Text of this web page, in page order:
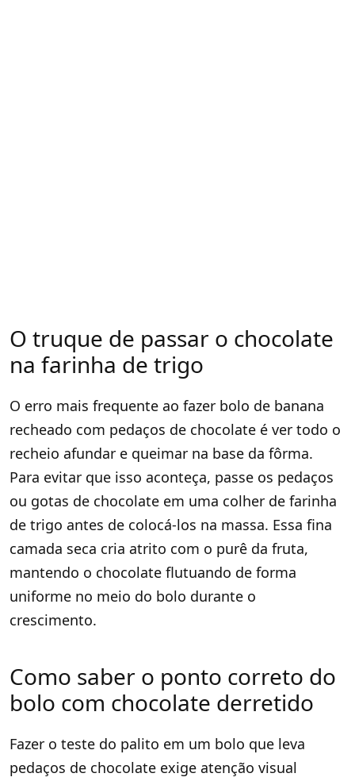
O truque de passar o chocolate
na farinha de trigo
O erro mais frequente ao fazer bolo de banana
recheado com pedaços de chocolate é ver todo o
recheio afundar e queimar na base da fôrma.
Para evitar que isso aconteça, passe os pedaços
ou gotas de chocolate em uma colher de farinha
de trigo antes de colocá-los na massa. Essa fina
camada seca cria atrito com o purê da fruta,
mantendo o chocolate flutuando de forma
uniforme no meio do bolo durante o
crescimento.
Como saber o ponto correto do
bolo com chocolate derretido
Fazer o teste do palito em um bolo que leva
pedaços de chocolate exige atenção visual